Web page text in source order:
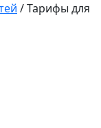
/Тарифы для